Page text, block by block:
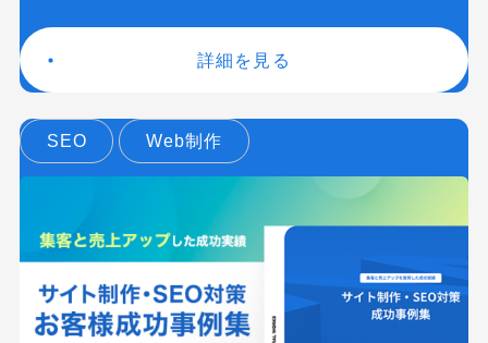
詳細を見る
SEO Web制作